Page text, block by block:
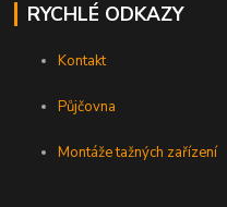
RYCHLÉ ODKAZY
Kontakt
Půjčovna
Montáže tažných zařízení